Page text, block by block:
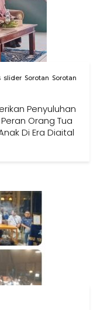
slider Sorotan Sorotan
Penyuluhan
Orang Tua
Di Era Digital